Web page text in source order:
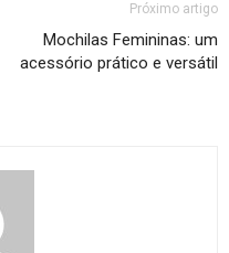
Próximo artigo
Mochilas Femininas: um
acessório prático e versátil